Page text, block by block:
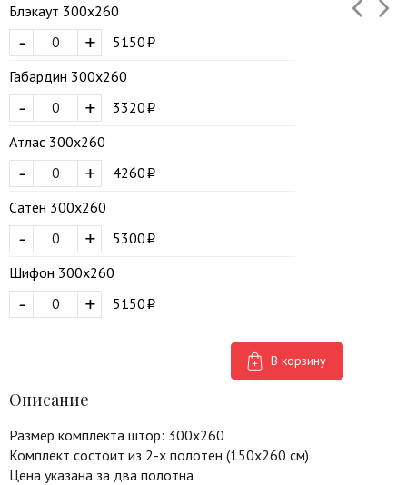
Блэкаут 300х260
+
-
5150
Габардин 300х260
+
-
3320
Атлас 300х260
+
-
4260
Сатен 300х260
+
-
5300
Шифон 300х260
+
- 5150
В корзину
Описание
Размер комплекта штор: 300х260
Комплект состоит из 2-х полотен (150х260 см)
Цена указана за два полотна